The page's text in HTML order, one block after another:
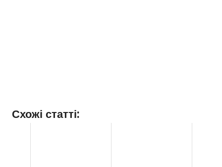
Схожі статті: